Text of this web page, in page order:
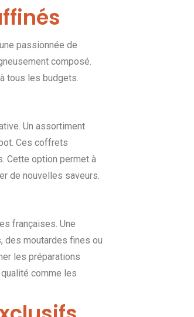
passionnée de
composé.
tous les budgets.
Un assortiment
Ces coffrets
Cette option permet à
de nouvelles saveurs.
françaises. Une
des moutardes fines ou
les préparations
comme les